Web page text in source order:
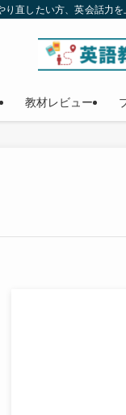
直したい方、英会話
教材レビュー